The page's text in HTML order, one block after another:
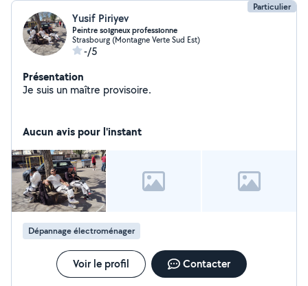
Particulier
Yusif Piriyev
Peintre soıgneux professıonne
Strasbourg (Montagne Verte Sud Est)
-/5
Présentation
Je suis un maître provisoire.
Aucun avis pour l'instant
Dépannage électroménager
Voir le profil Contacter